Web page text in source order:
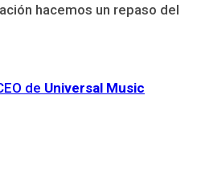
hacemos un repaso del
de Universal Music